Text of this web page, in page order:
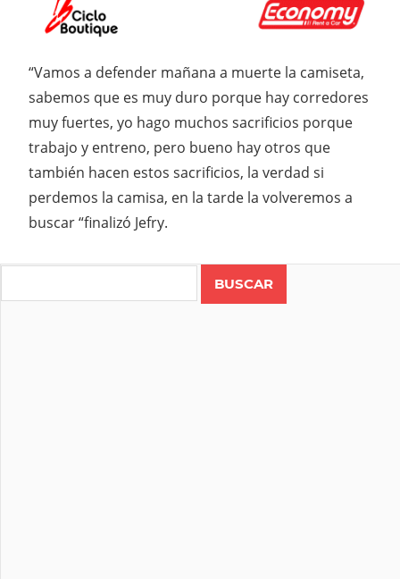
“Vamos a defender mañana a muerte la camiseta,
sabemos que es muy duro porque hay corredores
muy fuertes, yo hago muchos sacrificios porque
trabajo y entreno, pero bueno hay otros que
también hacen estos sacrificios, la verdad si
perdemos la camisa, en la tarde la volveremos a
buscar “finalizó Jefry.